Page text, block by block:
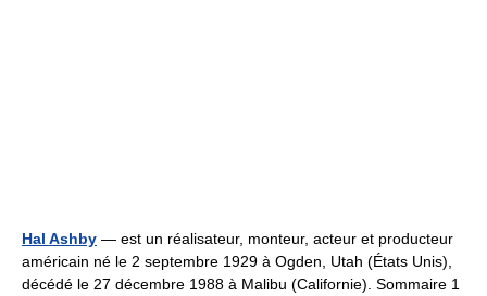
Hal Ashby — est un réalisateur, monteur, acteur et producteur
américain né le 2 septembre 1929 à Ogden, Utah (États Unis),
décédé le 27 décembre 1988 à Malibu (Californie). Sommaire 1